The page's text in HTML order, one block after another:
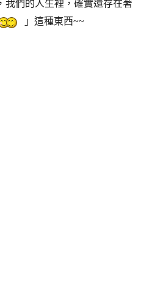
我們的人生裡，確實還存在著
」這種東西~~